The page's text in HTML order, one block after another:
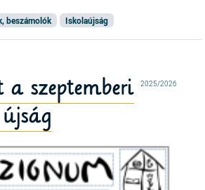
beszámolók Iskolaújság
2025/2026
szeptemberi